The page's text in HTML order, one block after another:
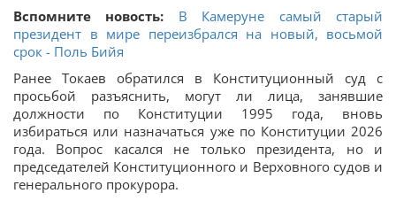
Вспомните новость:
В Камеруне самый старый
президент в мире переизбрался на новый, восьмой
срок - Поль Бийя
Ранее Токаев обратился в Конституционный суд с
просьбой разъяснить, могут ли лица, занявшие
должности по Конституции 1995 года, вновь
избираться или назначаться уже по Конституции 2026
года. Вопрос касался не только президента, но и
председателей Конституционного и Верховного судов и
генерального прокурора.